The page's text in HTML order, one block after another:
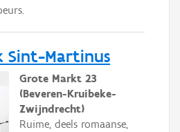
Sint-Martinus
Grote Markt 23
(Beveren-Kruibeke-
Zwijndrecht)
Ruime, deels romaanse,